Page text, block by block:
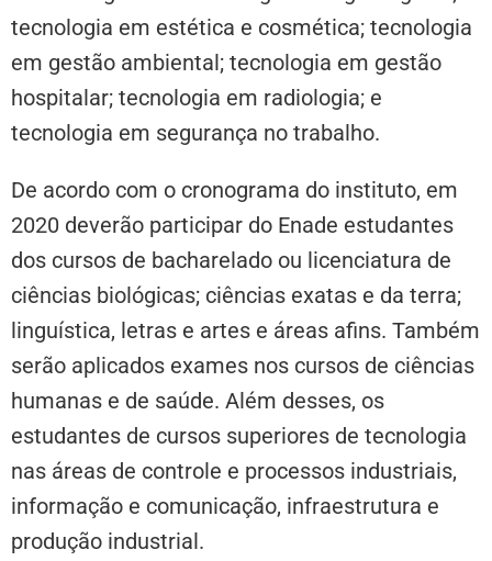
tecnologia em estética e cosmética; tecnologia
em gestão ambiental; tecnologia em gestão
hospitalar; tecnologia em radiologia; e
tecnologia em segurança no trabalho.
De acordo com o cronograma do instituto, em
2020 deverão participar do Enade estudantes
dos cursos de bacharelado ou licenciatura de
ciências biológicas; ciências exatas e da terra;
linguística, letras e artes e áreas afins. Também
serão aplicados exames nos cursos de ciências
humanas e de saúde. Além desses, os
estudantes de cursos superiores de tecnologia
nas áreas de controle e processos industriais,
informação e comunicação, infraestrutura e
produção industrial.